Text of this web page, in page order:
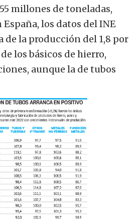
millones de toneladas,
España, los datos del INE
de la producción del 1,8 por
los básicos de hierro,
aunque la de tubos